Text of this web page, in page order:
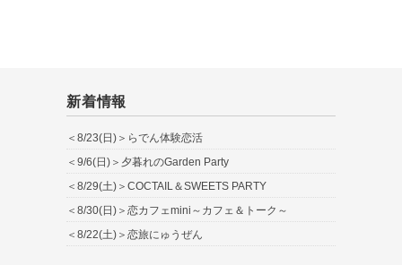
新着情報
＜8/23(日)＞らでん体験恋活
＜9/6(日)＞夕暮れのGarden Party
＜8/29(土)＞COCTAIL＆SWEETS PARTY
＜8/30(日)＞恋カフェmini～カフェ＆トーク～
＜8/22(土)＞恋旅にゅうぜん